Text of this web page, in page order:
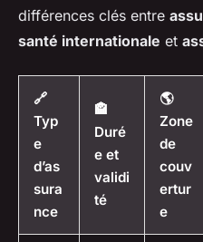
différences clés entre
santé internationale et
🔗
Typ
e
d’as
sura
nce
🏤
Duré
e et
validi
té
🌎
Zone
de
couv
ertur
e